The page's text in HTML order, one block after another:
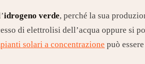
idrogeno verde, perché la sua
di elettrolisi dell’acqua oppure si
solari a concentrazione può